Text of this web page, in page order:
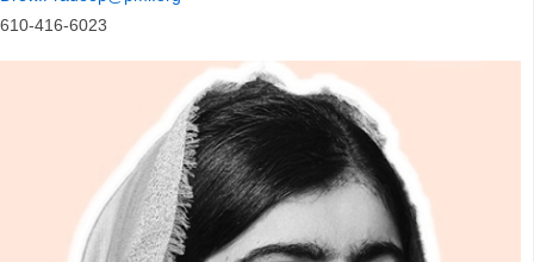
610-416-6023